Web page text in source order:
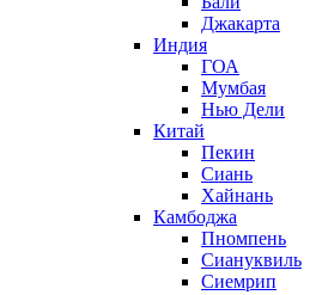
Джакарта
Индия
ГОА
Мумбая
Нью Дели
Китай
Пекин
Сиань
Хайнань
Камбоджа
Пномпень
Сиануквиль
Сиемрип